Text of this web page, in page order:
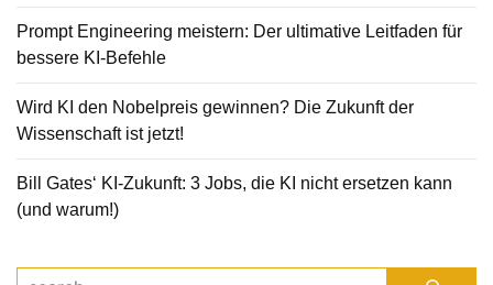
Prompt Engineering meistern: Der ultimative Leitfaden für
bessere KI-Befehle
Wird KI den Nobelpreis gewinnen? Die Zukunft der
Wissenschaft ist jetzt!
Bill Gates‘ KI-Zukunft: 3 Jobs, die KI nicht ersetzen kann
(und warum!)